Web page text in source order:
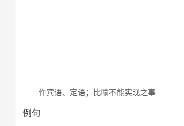
作宾语、定语；比喻不能实现之事
例句